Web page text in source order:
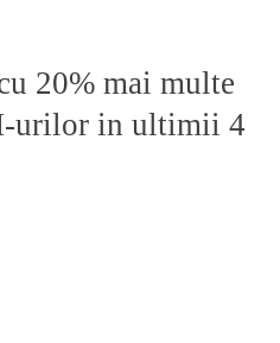
20% mai multe
urilor in ultimii 4